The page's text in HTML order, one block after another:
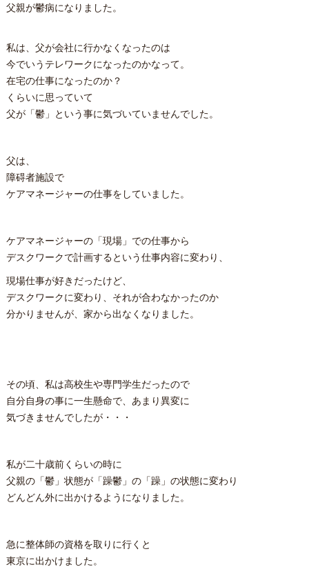
父親が鬱病になりました。
私は、父が会社に行かなくなったのは
今でいうテレワークになったのかなって。
在宅の仕事になったのか？
くらいに思っていて
父が「鬱」という事に気づいていませんでした。
父は、
障碍者施設で
ケアマネージャーの仕事をしていました。
ケアマネージャーの「現場」での仕事から
デスクワークで計画するという仕事内容に変わり、
現場仕事が好きだったけど、
デスクワークに変わり、それが合わなかったのか
分かりませんが、家から出なくなりました。
その頃、私は高校生や専門学生だったので
自分自身の事に一生懸命で、あまり異変に
気づきませんでしたが・・・
私が二十歳前くらいの時に
父親の「鬱」状態が「躁鬱」の「躁」の状態に変わり
どんどん外に出かけるようになりました。
急に整体師の資格を取りに行くと
東京に出かけました。